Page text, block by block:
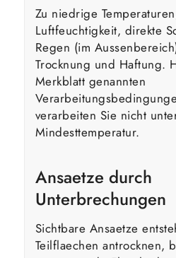
Zu niedrige
Luftfeuchtigkeit, direkte
Regen (im
Trocknung und Haftung.
Merkblatt genannten
verarbeiten Sie nicht
Mindesttemperatur.
Ansaetze durch
Unterbrechungen
Sichtbare Ansaetze
Teilflaechen antrocknen,